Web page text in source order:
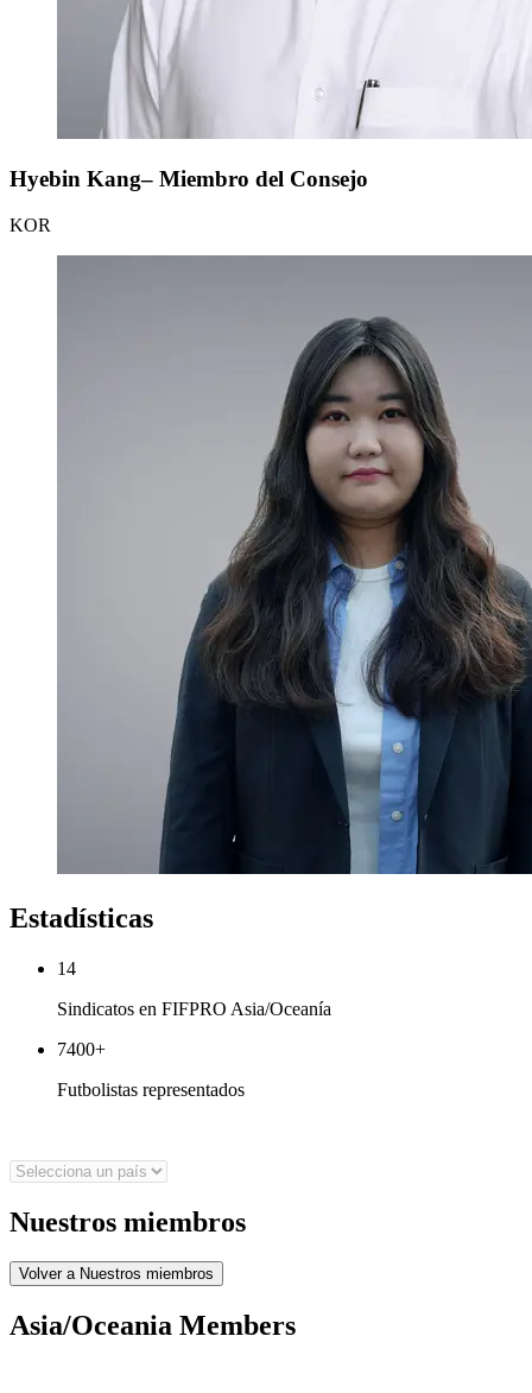
Hyebin Kang– Miembro del Consejo
KOR
Estadísticas
14
Sindicatos en FIFPRO Asia/Oceanía
7400+
Futbolistas representados
Nuestros miembros
Volver a Nuestros miembros
Asia/Oceania Members